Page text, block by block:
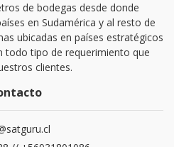
de bodegas desde donde
en Sudamérica y al resto de
ubicadas en países estratégicos
todo tipo de requerimiento que
clientes.